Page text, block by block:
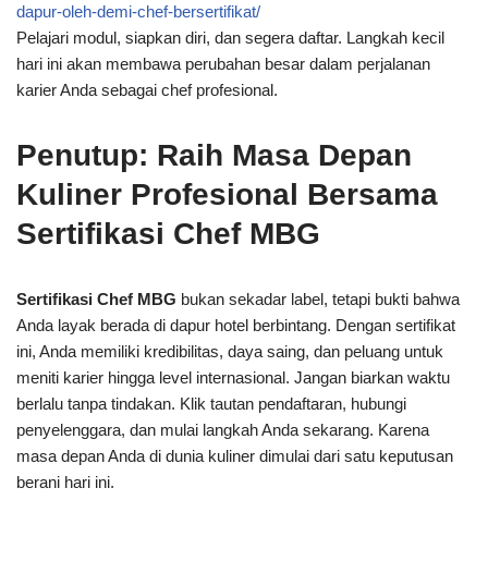
dapur-oleh-demi-chef-bersertifikat/
Pelajari modul, siapkan diri, dan segera daftar. Langkah kecil
hari ini akan membawa perubahan besar dalam perjalanan
karier Anda sebagai chef profesional.
Penutup: Raih Masa Depan
Kuliner Profesional Bersama
Sertifikasi Chef MBG
Sertifikasi Chef MBG bukan sekadar label, tetapi bukti bahwa
Anda layak berada di dapur hotel berbintang. Dengan sertifikat
ini, Anda memiliki kredibilitas, daya saing, dan peluang untuk
meniti karier hingga level internasional. Jangan biarkan waktu
berlalu tanpa tindakan. Klik tautan pendaftaran, hubungi
penyelenggara, dan mulai langkah Anda sekarang. Karena
masa depan Anda di dunia kuliner dimulai dari satu keputusan
berani hari ini.